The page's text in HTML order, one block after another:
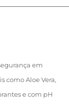
em
como Aloe Vera,
e com pH